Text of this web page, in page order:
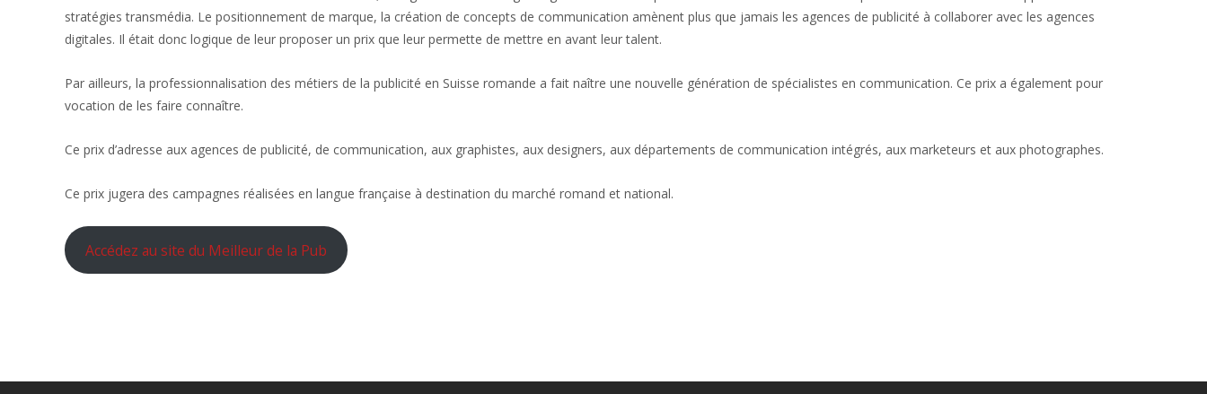
stratégies transmédia. Le positionnement de marque, la création de concepts de communication amènent plus que jamais les agences de publicité à collaborer avec les agences
digitales. Il était donc logique de leur proposer un prix que leur permette de mettre en avant leur talent.
Par ailleurs, la professionnalisation des métiers de la publicité en Suisse romande a fait naître une nouvelle génération de spécialistes en communication. Ce prix a également pour
vocation de les faire connaître.
Ce prix d’adresse aux agences de publicité, de communication, aux graphistes, aux designers, aux départements de communication intégrés, aux marketeurs et aux photographes.
Ce prix jugera des campagnes réalisées en langue française à destination du marché romand et national.
Accédez au site du Meilleur de la Pub